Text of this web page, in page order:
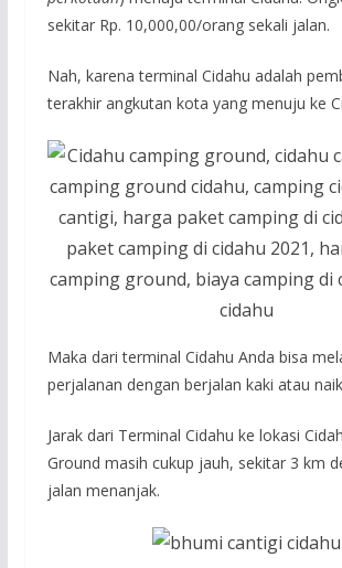
sekitar Rp. 10,000,00/orang sekali jalan.
Nah, karena terminal Cidahu adalah
terakhir angkutan kota yang menuju ke
Maka dari terminal Cidahu Anda bisa
perjalanan dengan berjalan kaki atau
Jarak dari Terminal Cidahu ke lokasi
Ground masih cukup jauh, sekitar 3 km
jalan menanjak.